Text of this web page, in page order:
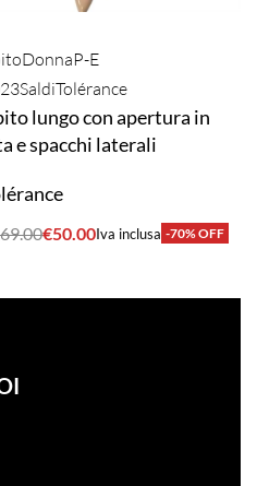
DonnaP-E
SaldiTolérance
lungo con apertura in
e spacchi laterali
€50.00Iva inclusa -70% OFF